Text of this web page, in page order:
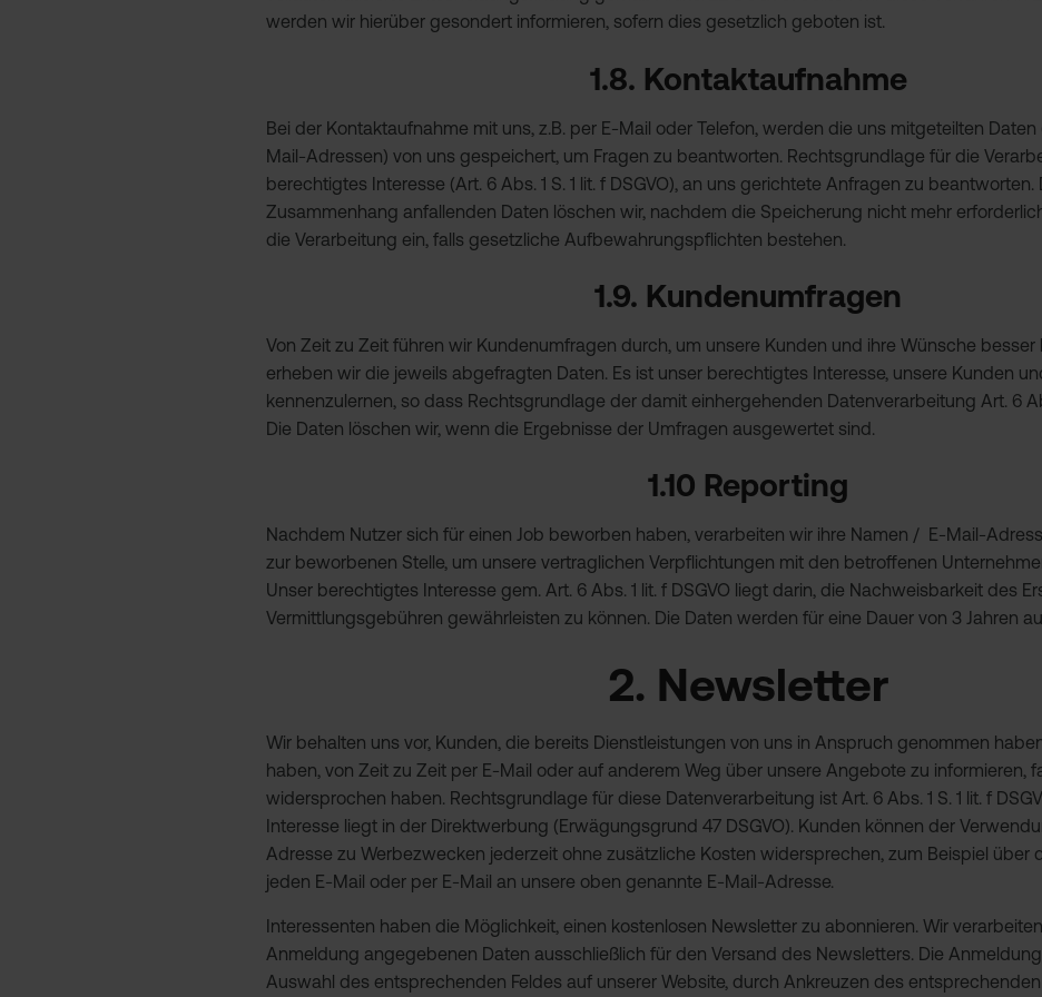
werden wir hierüber gesondert informieren, sofern dies gesetzlich geboten ist.
1.8. Kontaktaufnahme
Bei der Kontaktaufnahme mit uns, z.B. per E-Mail oder Telefon, werden die uns mitgeteilten Daten
Mail-Adressen) von uns gespeichert, um Fragen zu beantworten. Rechtsgrundlage für die
berechtigtes Interesse (Art. 6 Abs. 1 S. 1 lit. f DSGVO), an uns gerichtete Anfragen zu beantworten.
Zusammenhang anfallenden Daten löschen wir, nachdem die Speicherung nicht mehr
die Verarbeitung ein, falls gesetzliche Aufbewahrungspflichten bestehen.
1.9. Kundenumfragen
Von Zeit zu Zeit führen wir Kundenumfragen durch, um unsere Kunden und ihre Wünsche besser
erheben wir die jeweils abgefragten Daten. Es ist unser berechtigtes Interesse, unsere Kunden
kennenzulernen, so dass Rechtsgrundlage der damit einhergehenden Datenverarbeitung Art. 6
Die Daten löschen wir, wenn die Ergebnisse der Umfragen ausgewertet sind.
1.10 Reporting
Nachdem Nutzer sich für einen Job beworben haben, verarbeiten wir ihre Namen / E-Mail-
zur beworbenen Stelle, um unsere vertraglichen Verpflichtungen mit den betroffenen
Unser berechtigtes Interesse gem. Art. 6 Abs. 1 lit. f DSGVO liegt darin, die Nachweisbarkeit des
Vermittlungsgebühren gewährleisten zu können. Die Daten werden für eine Dauer von 3 Jahren
2. Newsletter
Wir behalten uns vor, Kunden, die bereits Dienstleistungen von uns in Anspruch genommen
haben, von Zeit zu Zeit per E-Mail oder auf anderem Weg über unsere Angebote zu informieren,
widersprochen haben. Rechtsgrundlage für diese Datenverarbeitung ist Art. 6 Abs. 1 S. 1 lit. f
Interesse liegt in der Direktwerbung (Erwägungsgrund 47 DSGVO). Kunden können der
Adresse zu Werbezwecken jederzeit ohne zusätzliche Kosten widersprechen, zum Beispiel über
jeden E-Mail oder per E-Mail an unsere oben genannte E-Mail-Adresse.
Interessenten haben die Möglichkeit, einen kostenlosen Newsletter zu abonnieren. Wir
Anmeldung angegebenen Daten ausschließlich für den Versand des Newsletters. Die
Auswahl des entsprechenden Feldes auf unserer Website, durch Ankreuzen des entsprechenden